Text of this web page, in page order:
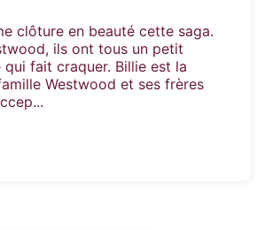
clôture en beauté cette saga.
ils ont tous un petit
qui fait craquer. Billie est la
Westwood et ses frères